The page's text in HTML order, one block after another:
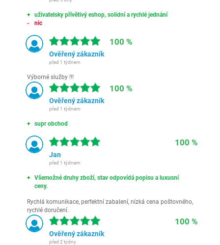
uživatelsky přívětivý eshop, solidní a rychlé jednání
nic
100 %
Ověřený zákazník
před 1 týdnem
Výborné služby !!!
100 %
Ověřený zákazník
před 1 týdnem
supr obchod
100 %
Jan
před 1 týdnem
Všemožné druhy zboží, stav odpovídá popisu a luxusní
ceny.
Rychlá komunikace, perfektní zabalení, nízká cena poštovného,
rychlé doručení.
100 %
Ověřený zákazník
před 2 týdny